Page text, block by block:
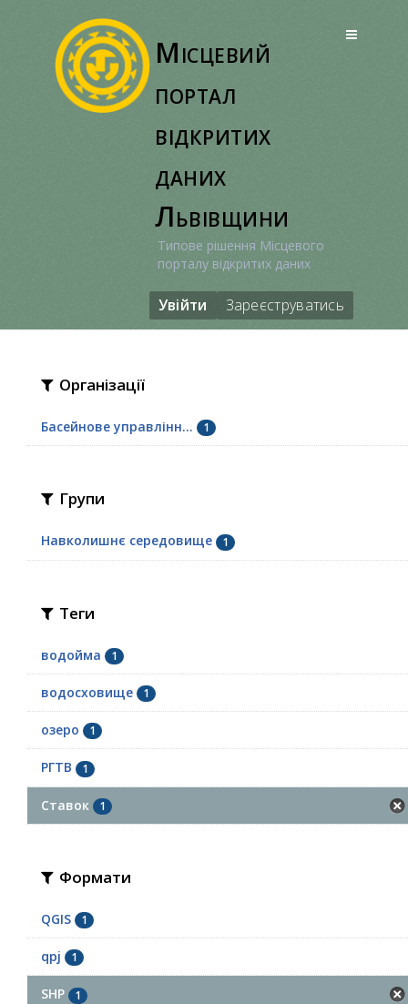
Місцевий
портал
відкритих
даних
Львівщини
Типове рішення Місцевого
порталу відкритих даних
Увійти Зареєструватись
Організації
Басейнове управлінн... 1
Групи
Навколишнє середовище 1
Теги
водойма 1
водосховище 1
озеро 1
РГТВ 1
Ставок 1
Формати
QGIS 1
qpj 1
SHP 1